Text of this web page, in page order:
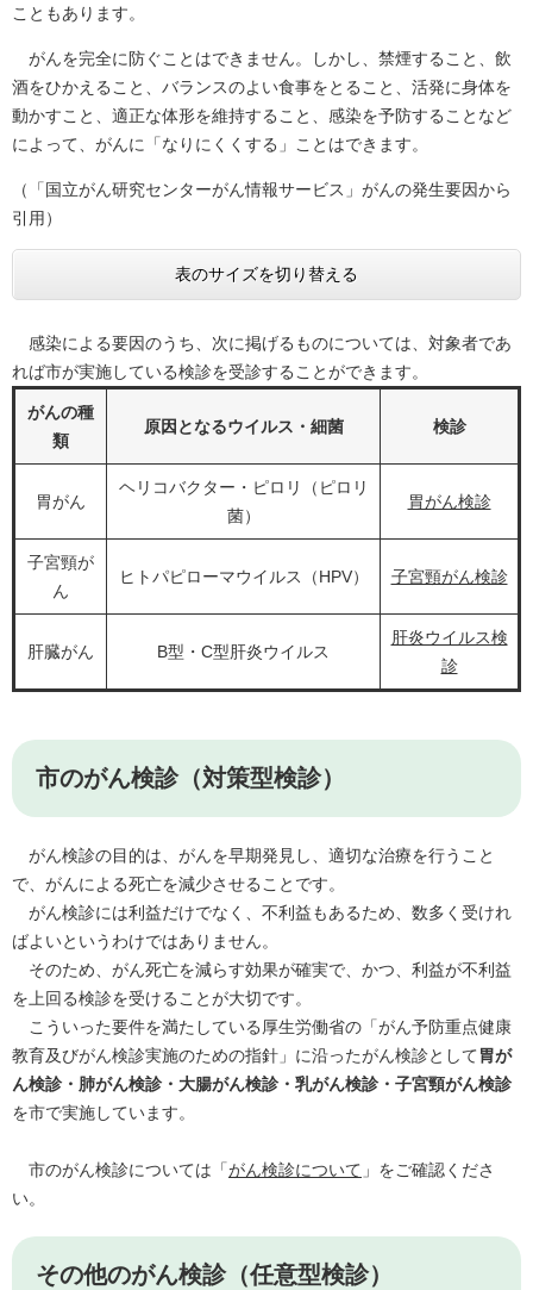
こともあります。
がんを完全に防ぐことはできません。しかし、禁煙すること、飲
酒をひかえること、バランスのよい食事をとること、活発に身体を
動かすこと、適正な体形を維持すること、感染を予防することなど
によって、がんに「なりにくくする」ことはできます。
（「国立がん研究センターがん情報サービス​」がんの発生要因から
引用）
表のサイズを切り替える
感染による要因のうち、次に掲げるものについては、対象者であ
れば市が実施している検診を受診することができます。
がんの種
類
原因となるウイルス・細菌 検診
胃がん
ヘリコバクター・ピロリ（ピロリ
菌）
胃がん検診
子宮頸が
ん
ヒトパピローマウイルス（HPV） 子宮頸がん検診
肝臓がん B型・C型肝炎ウイルス
肝炎ウイルス検
診
市のがん検診（対策型検診）
がん検診の目的は、がんを早期発見し、適切な治療を行うこと
で、がんによる死亡を減少させることです。
がん検診には利益だけでなく、不利益もあるため、数多く受けれ
ばよいというわけではありません。
​ そのため、がん死亡を減らす効果が確実で、かつ、利益が不利益
を上回る検診を受けることが大切です。
こういった要件を満たしている厚生労働省の「がん予防重点健康
教育及びがん検診実施のための指針」に沿ったがん検診として胃が
ん検診・肺がん検診・大腸がん検診・乳がん検診・子宮頸がん検診
を市で実施しています。
市のがん検診については「がん検診について 」をご確認くださ
い。
その他のがん検診（任意型検診）